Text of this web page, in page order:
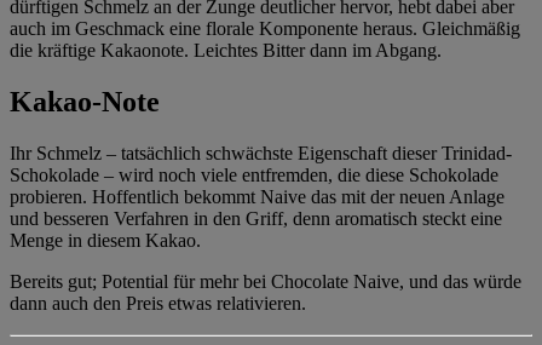
dürftigen Schmelz an der Zunge deutlicher hervor, hebt dabei aber
auch im Geschmack eine florale Komponente heraus. Gleichmäßig
die kräftige Kakaonote. Leichtes Bitter dann im Abgang.
Kakao-Note
Ihr Schmelz – tatsächlich schwächste Eigenschaft dieser Trinidad-
Schokolade – wird noch viele entfremden, die diese Schokolade
probieren. Hoffentlich bekommt Naive das mit der neuen Anlage
und besseren Verfahren in den Griff, denn aromatisch steckt eine
Menge in diesem Kakao.
Bereits gut; Potential für mehr bei Chocolate Naive, und das würde
dann auch den Preis etwas relativieren.